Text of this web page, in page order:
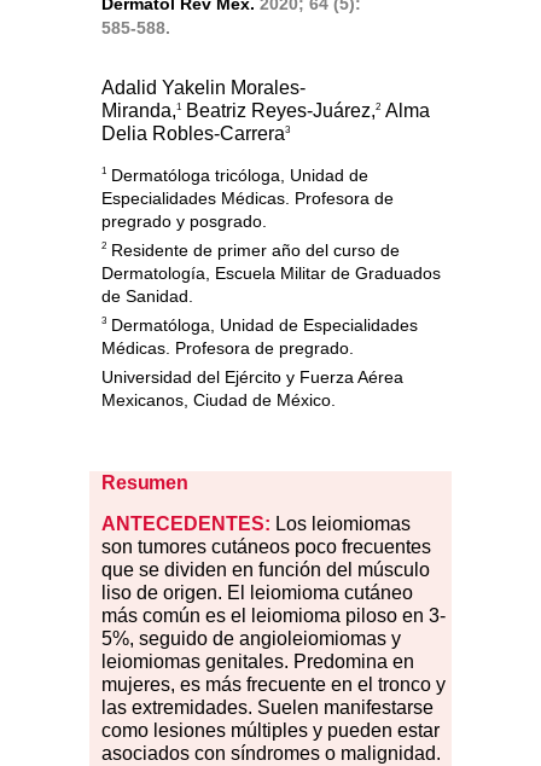
585-588.
Adalid Yakelin Morales-
Miranda,1 Beatriz Reyes-Juárez,2 Alma
Delia Robles-Carrera3
1
Dermatóloga tricóloga, Unidad de
Especialidades Médicas. Profesora de
pregrado y posgrado.
2 Residente de primer año del curso de
Dermatología, Escuela Militar de Graduados
de Sanidad.
3 Dermatóloga, Unidad de Especialidades
Médicas. Profesora de pregrado.
Universidad del Ejército y Fuerza Aérea
Mexicanos, Ciudad de México.
Resumen
ANTECEDENTES: Los leiomiomas
son tumores cutáneos poco frecuentes
que se dividen en función del músculo
liso de origen. El leiomioma cutáneo
más común es el leiomioma piloso en 3-
5%, seguido de angioleiomiomas y
leiomiomas genitales. Predomina en
mujeres, es más frecuente en el tronco y
las extremidades. Suelen manifestarse
como lesiones múltiples y pueden estar
asociados con síndromes o malignidad.